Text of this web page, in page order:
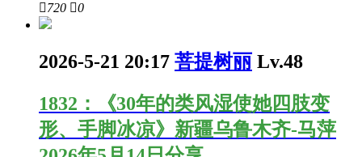
720 0
2026-5-21 20:17 菩提树丽 Lv.48
1832：《30年的类风湿使她四肢变
形、手脚冰凉》新疆乌鲁木齐-马萍